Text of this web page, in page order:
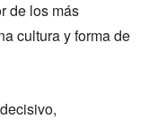
de los más
cultura y forma de